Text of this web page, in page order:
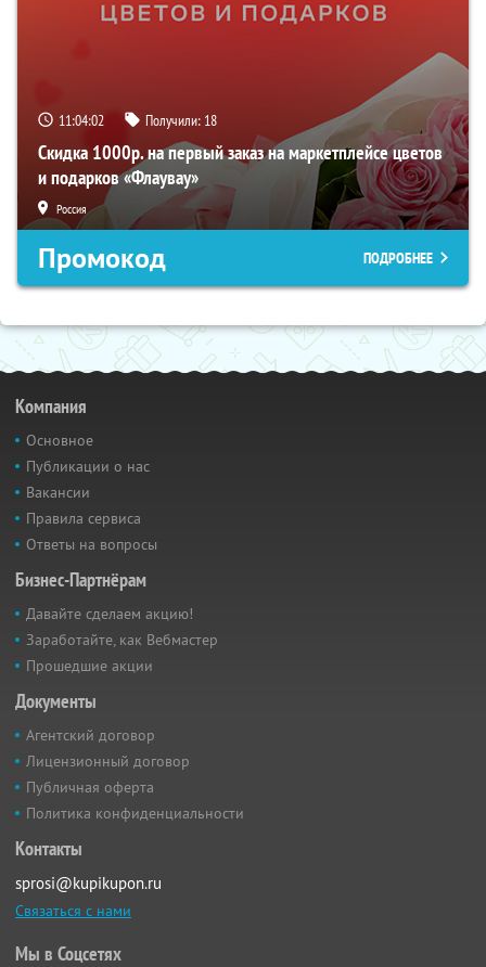
11:04:01 Получили: 18
Скидка 1000р. на первый заказ на маркетплейсе цветов
и подарков «Флаувау»
Россия
Промокод ПОДРОБНЕЕ
Компания
Основное
Публикации о нас
Вакансии
Правила сервиса
Ответы на вопросы
Бизнес-Партнёрам
Давайте сделаем акцию!
Заработайте, как Вебмастер
Прошедшие акции
Документы
Агентский договор
Лицензионный договор
Публичная оферта
Политика конфиденциальности
Контакты
sprosi@kupikupon.ru
Связаться с нами
Мы в Соцсетях